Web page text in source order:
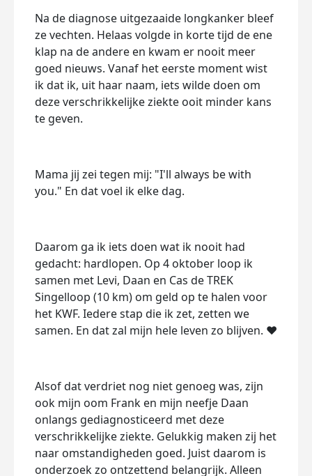
Na de diagnose uitgezaaide longkanker bleef
ze vechten. Helaas volgde in korte tijd de ene
klap na de andere en kwam er nooit meer
goed nieuws. Vanaf het eerste moment wist
ik dat ik, uit haar naam, iets wilde doen om
deze verschrikkelijke ziekte ooit minder kans
te geven.
Mama jij zei tegen mij: "I'll always be with
you." En dat voel ik elke dag.
Daarom ga ik iets doen wat ik nooit had
gedacht: hardlopen. Op 4 oktober loop ik
samen met Levi, Daan en Cas deTREK
Singelloop (10 km) om geld op te halen voor
het KWF. Iedere stap die ik zet, zetten we
samen. En dat zal mijn hele leven zo blijven. ❤️
Alsof dat verdriet nog niet genoeg was, zijn
ook mijn oom Frank en mijn neefje Daan
onlangs gediagnosticeerd met deze
verschrikkelijke ziekte. Gelukkig maken zij het
naar omstandigheden goed. Juist daarom is
onderzoek zo ontzettend belangrijk. Alleen